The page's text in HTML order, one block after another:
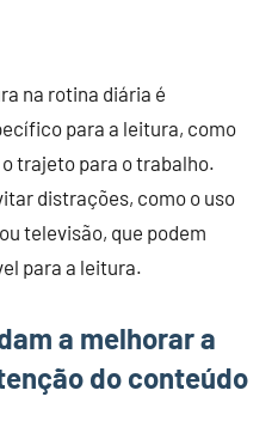
na rotina diária é
para a leitura, como
trajeto para o trabalho.
distrações, como o uso
televisão, que podem
para a leitura.
a melhorar a
do conteúdo